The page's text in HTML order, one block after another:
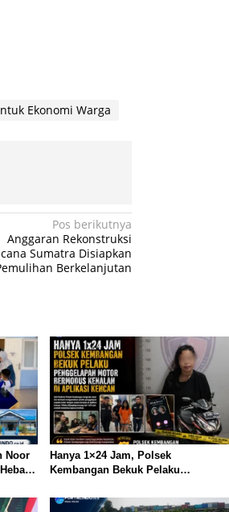
Ekonomi Warga
Pos berikutnya
Anggaran Rekonstruksi
Sumatra Disiapkan
Berkelanjutan
Noor
Hanya 1×24 Jam, Polsek
Kembangan Bekuk Pelaku
Kenalan di Aplikasi Kencan